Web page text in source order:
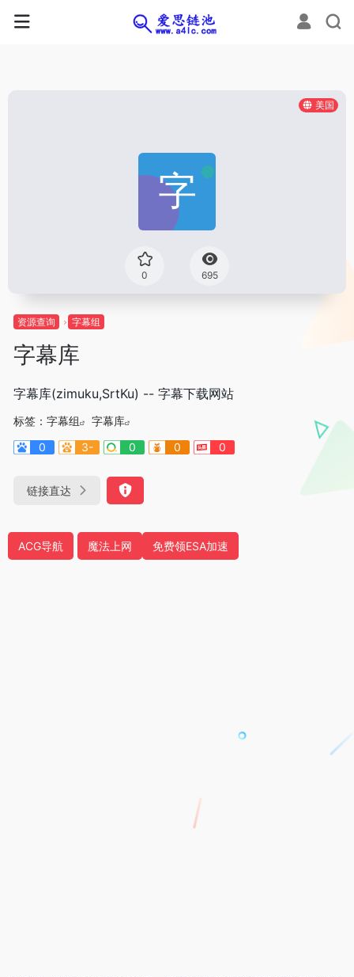
美国
0 695
资源查询 字幕组
字幕库
字幕库(zimuku,SrtKu) -- 字幕下载网站
标签： 字幕组
字幕库
0
3- 0 0 0
链接直达
ACG导航 魔法上网 免费领ESA加速